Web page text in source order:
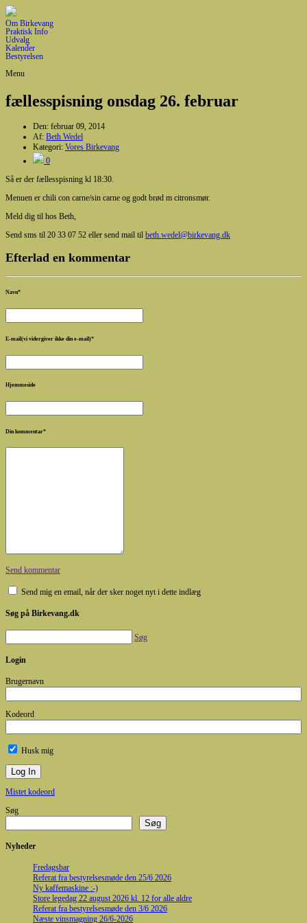
Om Birkevang
Praktisk Info
Udvalg
Kalender
Bestyrelsen
Menu
fællesspisning onsdag 26. februar
Den: februar 09, 2014
Af: Beth Wedel
Kategori: Vores Birkevang
0
Så er der fællesspisning kl 18:30.
Menuen er chili con carne/sin carne og godt brød m citronsmør.
Meld dig til hos Beth,
Send sms til 20 33 07 52 eller send mail til beth.wedel@birkevang.dk
Efterlad en kommentar
Navn*
E-mail(vi vidergiver ikke din e-mail)*
Hjemmeside
Din kommentar*
Send kommentar
Send mig en email, når der sker noget nyt i dette indlæg
Søg på Birkevang.dk
Søg
Login
Brugernavn
Kodeord
Husk mig
Mistet kodeord
Søg
Søg
Nyheder
Fredagsbar
Referat fra bestyrelsesmøde den 25/6 2026
Ny kaffemaskine :-)
Store legedag 22 august 2026 kl. 12 for alle aldre
Referat fra bestyrelsesmøde den 3/6 2026
Næste vinsmagning 26/6-2026